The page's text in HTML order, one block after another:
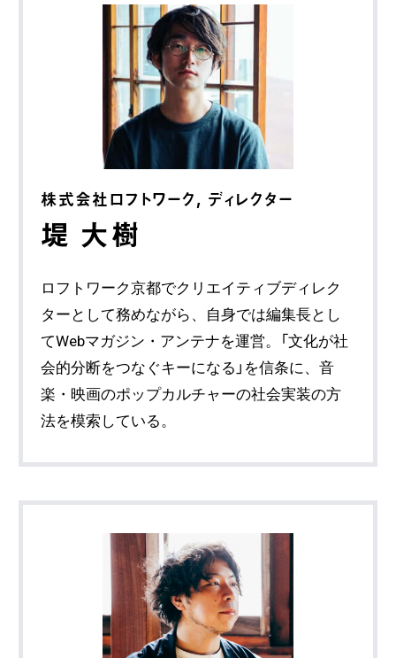
株式会社ロフトワーク, ディレクター
堤 大樹
ロフトワーク京都でクリエイティブディレク
ターとして務めながら、自身では編集長とし
てWebマガジン・アンテナを運営。「文化が社
会的分断をつなぐキーになる」を信条に、音
楽・映画のポップカルチャーの社会実装の方
法を模索している。